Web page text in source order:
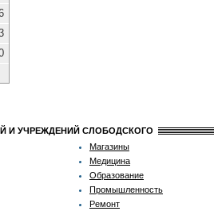
И УЧРЕЖДЕНИЙ СЛОБОДСКОГО
Магазины
Медицина
Образование
Промышленность
Ремонт